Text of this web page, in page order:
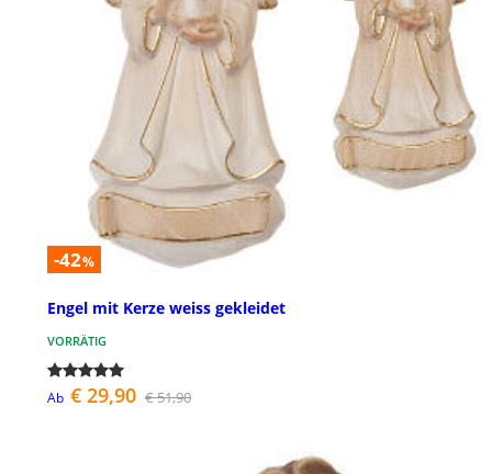
-42%
Engel mit Kerze weiss gekleidet
VORRÄTIG
Ab € 29,90 € 51,90